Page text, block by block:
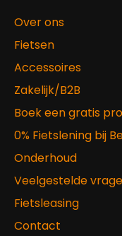
Over ons
Fietsen
Accessoires
Zakelijk/B2B
Boek een gratis
0% Fietslening bij
Onderhoud
Veelgestelde
Fietsleasing
Contact